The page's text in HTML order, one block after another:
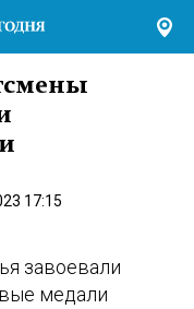
17:15
завоевали
медали